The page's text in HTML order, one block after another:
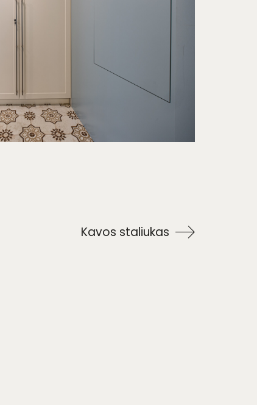
Kavos staliukas